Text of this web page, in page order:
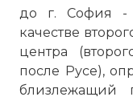
до г. София -
качестве
центра
после Русе),
близлежащий